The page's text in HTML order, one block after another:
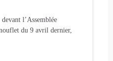
l’Assemblée
du 9 avril dernier,